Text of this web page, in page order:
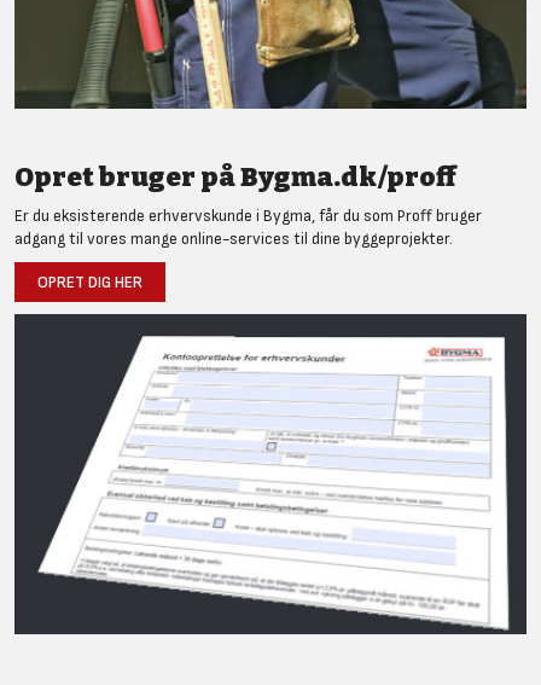
Opret bruger på Bygma.dk/proff
Er du eksisterende erhvervskunde i Bygma, får du som Proff bruger
adgang til vores mange online-services til dine byggeprojekter.
OPRET DIG HER